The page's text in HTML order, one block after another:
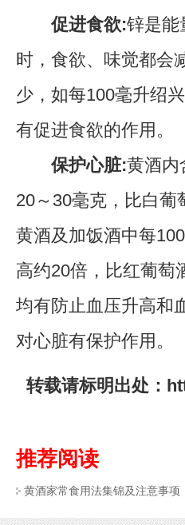
促进食欲:锌是能
时，食欲、味觉都会
少，如每100毫升绍
有促进食欲的作用。
保护心脏:黄酒内
20～30毫克，比白
黄酒及加饭酒中每
高约20倍，比红葡萄
均有防止血压升高和
对心脏有保护作用。
转载请标明出处：
推荐阅读
黄酒家常食用法集锦及注意事项